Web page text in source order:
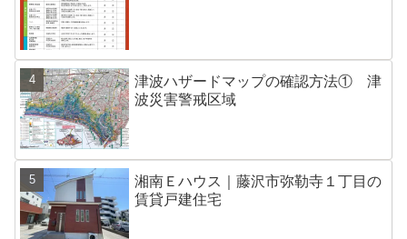
津波ハザードマップの確認方法① 津
波災害警戒区域
湘南Ｅハウス｜藤沢市弥勒寺１丁目の
賃貸戸建住宅